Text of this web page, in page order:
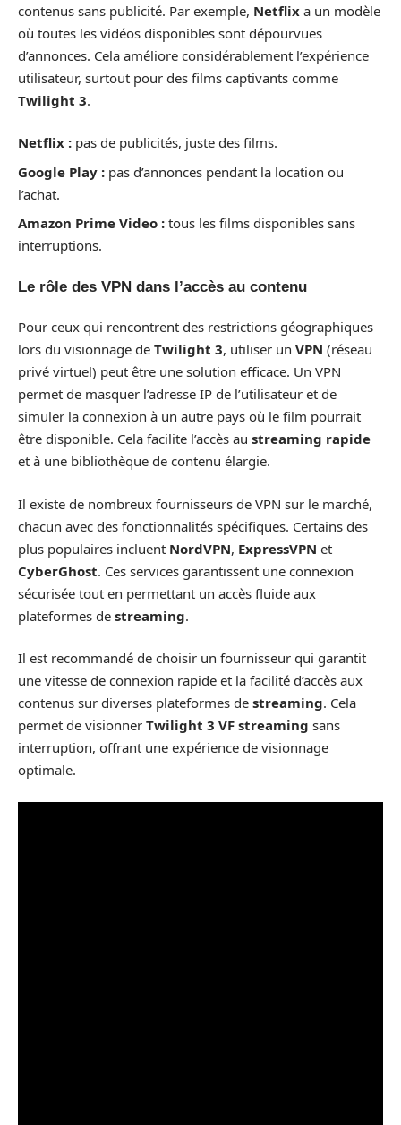
contenus sans publicité. Par exemple, Netflix a un modèle
où toutes les vidéos disponibles sont dépourvues
d’annonces. Cela améliore considérablement l’expérience
utilisateur, surtout pour des films captivants comme
Twilight 3.
Netflix : pas de publicités, juste des films.
Google Play : pas d’annonces pendant la location ou
l’achat.
Amazon Prime Video : tous les films disponibles sans
interruptions.
Le rôle des VPN dans l’accès au contenu
Pour ceux qui rencontrent des restrictions géographiques
lors du visionnage de Twilight 3, utiliser un VPN (réseau
privé virtuel) peut être une solution efficace. Un VPN
permet de masquer l’adresse IP de l’utilisateur et de
simuler la connexion à un autre pays où le film pourrait
être disponible. Cela facilite l’accès au streaming rapide
et à une bibliothèque de contenu élargie.
Il existe de nombreux fournisseurs de VPN sur le marché,
chacun avec des fonctionnalités spécifiques. Certains des
plus populaires incluent NordVPN, ExpressVPN et
CyberGhost. Ces services garantissent une connexion
sécurisée tout en permettant un accès fluide aux
plateformes de streaming.
Il est recommandé de choisir un fournisseur qui garantit
une vitesse de connexion rapide et la facilité d’accès aux
contenus sur diverses plateformes de streaming. Cela
permet de visionner Twilight 3 VF streaming sans
interruption, offrant une expérience de visionnage
optimale.